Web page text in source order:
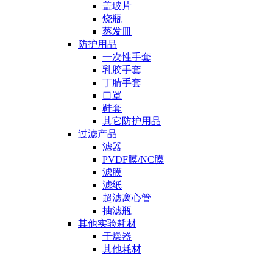
盖玻片
烧瓶
蒸发皿
防护用品
一次性手套
乳胶手套
丁腈手套
口罩
鞋套
其它防护用品
过滤产品
滤器
PVDF膜/NC膜
滤膜
滤纸
超滤离心管
抽滤瓶
其他实验耗材
干燥器
其他耗材